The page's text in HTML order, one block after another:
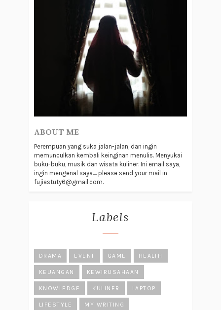
ABOUT ME
Perempuan yang suka jalan-jalan, dan ingin
memunculkan kembali keinginan menulis. Menyukai
buku-buku, musik dan wisata kuliner. Ini email saya,
ingin mengenal saya.... please send your mail in
fujiastuty6@gmail.com.
Labels
DRAMA EVENT GAME HEALTH
KEUANGAN KEWIRUSAHAAN
KNOWLEDGE KULINER LAPTOP
LIFESTYLE MY WRITING